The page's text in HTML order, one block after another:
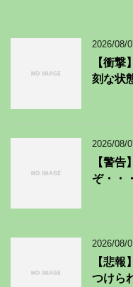
2026/08/
【衝
刻な状
2026/08/
【警
ぞ・・
2026/08/
【悲
つけら